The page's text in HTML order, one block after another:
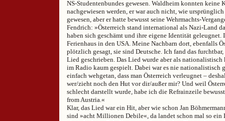
NS-Studentenbundes gewesen. Waldheim konnten keine
nachgewiesen werden, er war auch nicht, wie
gewesen, aber er hatte bewusst seine Wehrmachts-
Fendrich: »Österreich stand international als Nazi-Land
haben sich geschämt und ihre eigene Identität geleugnet.
Ferienhaus in den USA. Meine Nachbarn dort, ebenfalls
plötzlich gesagt, sie sind Deutsche. Ich fand das
Lied geschrieben. Das Lied wurde aber als
im Radio kaum gespielt. Dabei war es nie nationalistisch
einfach wehgetan, dass man Österreich verleugnet –
wer/zieht noch den Hut vor dir/außer mir? Und weil
schlecht darstellt wurde, habe ich die Refrainzeile
from Austria.«
Klar, das Lied war ein Hit, aber wie schon Jan
sind »acht Millionen Debile«, da landet schon mal so ein